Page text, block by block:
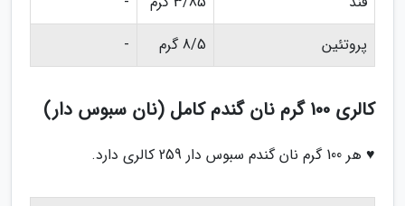
پروتئین
8/5 گرم -
کالری 100 گرم نان گندم کامل (نان سبوس دار)
♥ هر 100 گرم نان گندم سبوس دار 259 کالری دارد.